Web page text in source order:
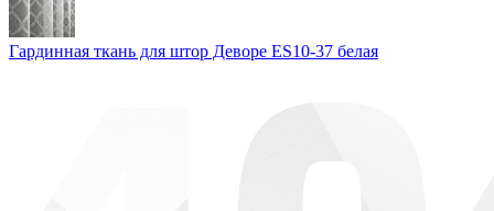
Гардинная ткань для штор Деворе ES10-37 белая